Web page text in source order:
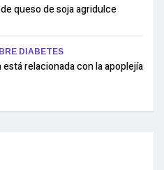
queso de soja agridulce
DIABETES
está relacionada con la apoplejía